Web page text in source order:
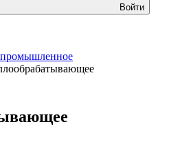
Войти